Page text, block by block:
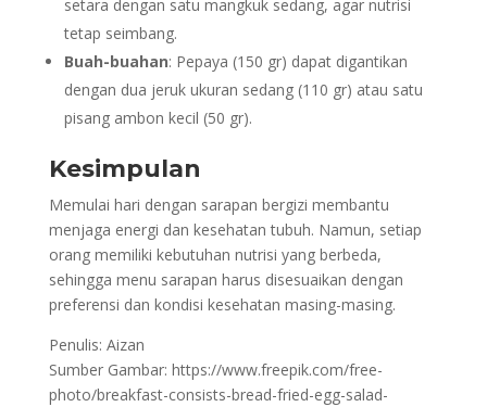
setara dengan satu mangkuk sedang, agar nutrisi
tetap seimbang.
Buah-buahan: Pepaya (150 gr) dapat digantikan
dengan dua jeruk ukuran sedang (110 gr) atau satu
pisang ambon kecil (50 gr).
Kesimpulan
Memulai hari dengan sarapan bergizi membantu
menjaga energi dan kesehatan tubuh. Namun, setiap
orang memiliki kebutuhan nutrisi yang berbeda,
sehingga menu sarapan harus disesuaikan dengan
preferensi dan kondisi kesehatan masing-masing.
Penulis: Aizan
Sumber Gambar: https://www.freepik.com/free-
photo/breakfast-consists-bread-fried-egg-salad-